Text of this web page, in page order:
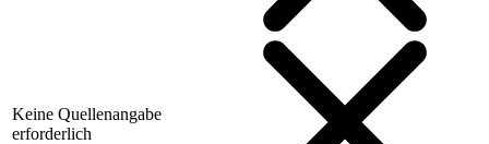
Keine Quellenangabe
erforderlich